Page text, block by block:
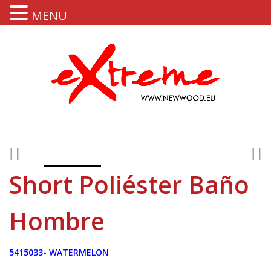
Short Poliéster Baño
Hombre
5415033- WATERMELON
MENU